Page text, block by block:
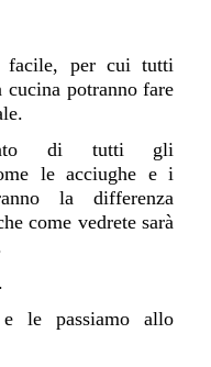
facile, per cui tutti
potranno fare
di tutti gli
le acciughe e i
la differenza
come vedrete sarà
le passiamo allo